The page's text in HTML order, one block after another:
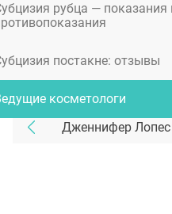
рубца — показания
постакне: отзывы
косметологи
Дженнифер Лопес